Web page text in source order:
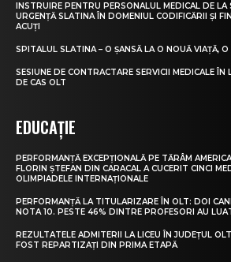
INSTRUIRE PENTRU PERSONALUL MEDICAL DE LA
URGENȚĂ SLATINA ÎN DOMENIUL CODIFICĂRII ȘI
ACUȚI
SPITALUL SLATINA – O ȘANSĂ LA O NOUĂ VIAȚĂ,
SESIUNE DE CONTRACTARE SERVICII MEDICALE
DE CAS OLT
EDUCAȚIE
PERFORMANȚĂ EXCEPȚIONALĂ PE TĂRÂM
FLORIN ȘTEFAN DIN CARACAL A CUCERIT CINCI
OLIMPIADELE INTERNAȚIONALE
PERFORMANȚĂ LA TITULARIZARE ÎN OLT: DOI
NOTA 10. PESTE 46% DINTRE PROFESORI AU
REZULTATELE ADMITERII LA LICEU ÎN JUDEȚUL
FOST REPARTIZAȚI DIN PRIMA ETAPĂ